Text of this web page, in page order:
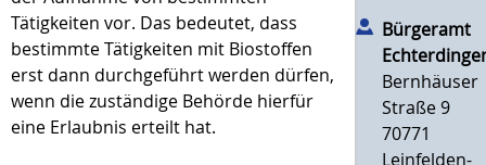
Tätigkeiten vor. Das bedeutet, dass
bestimmte Tätigkeiten mit Biostoffen
erst dann durchgeführt werden dürfen,
wenn die zuständige Behörde hierfür
eine Erlaubnis erteilt hat.
Bürgeramt
Bernhäuser
Straße 9
70771
Leinfelden-